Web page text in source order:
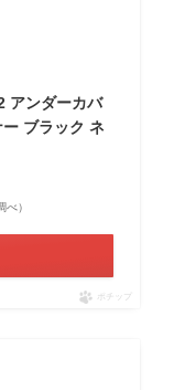
アンダーカバ
ブラック ネ
）
ポチップ